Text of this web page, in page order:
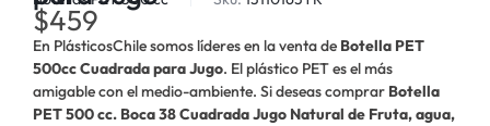
$459
En PlásticosChile somos líderes en la venta de Botella PET
500cc Cuadrada para Jugo. El plástico PET es el más
amigable con el medio-ambiente. Si deseas comprar Botella
PET 500 cc. Boca 38 Cuadrada Jugo Natural de Fruta, agua,